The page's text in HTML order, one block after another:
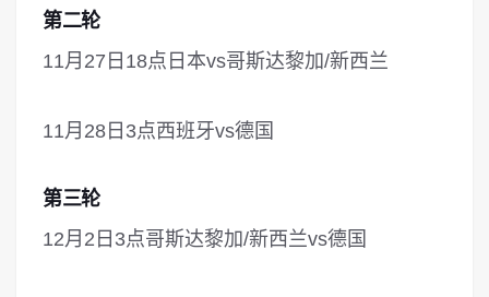
第二轮
11月27日18点日本vs哥斯达黎加/新西兰
11月28日3点西班牙vs德国
第三轮
12月2日3点哥斯达黎加/新西兰vs德国